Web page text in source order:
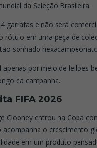
da Seleção Brasileira.
garrafas e não será
rótulo em uma peça de
sonhado
apenas por meio de leilões
da campanha.
FIFA 2026
Clooney entrou na Copa
acompanha o crescimento
em um produto